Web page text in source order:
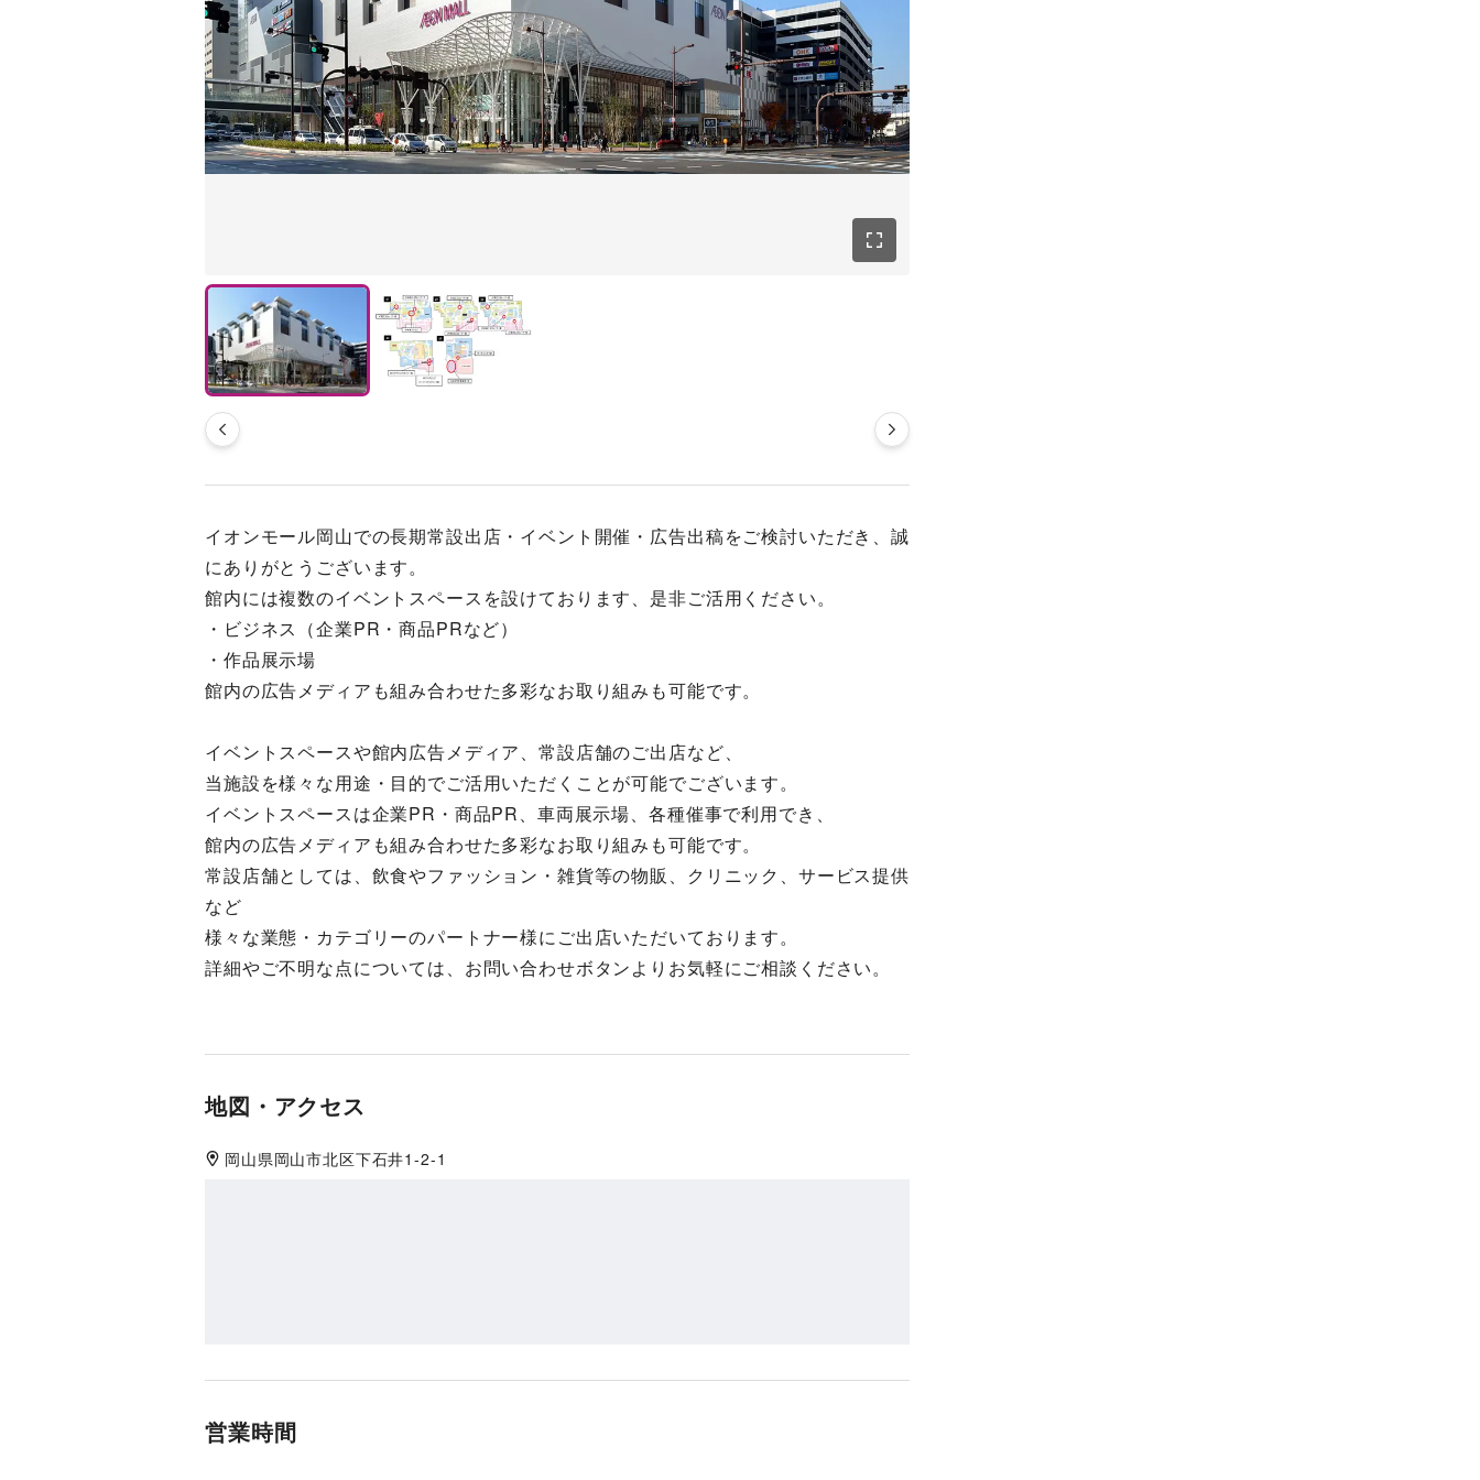
イオンモール岡山での長期常設出店・イベント開催・広告出稿をご検討いただき、誠
にありがとうございます。
館内には複数のイベントスペースを設けております、是非ご活用ください。
・ビジネス（企業PR・商品PRなど）
・作品展示場
館内の広告メディアも組み合わせた多彩なお取り組みも可能です。
イベントスペースや館内広告メディア、常設店舗のご出店など、
当施設を様々な用途・目的でご活用いただくことが可能でございます。
イベントスペースは企業PR・商品PR、車両展示場、各種催事で利用でき、
館内の広告メディアも組み合わせた多彩なお取り組みも可能です。
常設店舗としては、飲食やファッション・雑貨等の物販、クリニック、サービス提供
など
様々な業態・カテゴリーのパートナー様にご出店いただいております。
詳細やご不明な点については、お問い合わせボタンよりお気軽にご相談ください。
地図・アクセス
岡山県岡山市北区下石井1-2-1
営業時間